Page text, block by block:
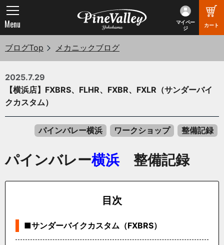
マイペー
ジ
カート
Menu
ブログTop メカニックブログ
2025.7.29
【横浜店】FXBRS、FLHR、FXBR、FXLR（サンダーバイ
クカスタム）
パインバレー横浜 ワークショップ 整備記録
パインバレー横浜整備記録
目次
■サンダーバイクカスタム（FXBRS）